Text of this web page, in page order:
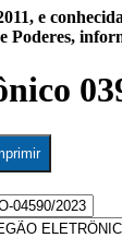
e
Poderes,